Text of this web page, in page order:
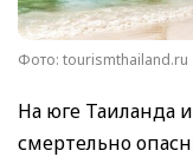
Фото: tourismthailand.ru
На юге Таиланда
смертельно